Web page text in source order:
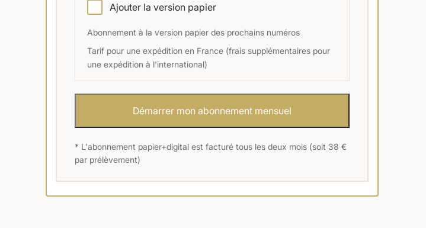
Ajouter la version papier
Abonnement à la version papier des prochains numéros
Tarif pour une expédition en France (frais supplémentaires pour
une expédition à l'international)
Démarrer mon abonnement mensuel
* L'abonnement papier+digital est facturé tous les deux mois (soit 38 €
par prélèvement)